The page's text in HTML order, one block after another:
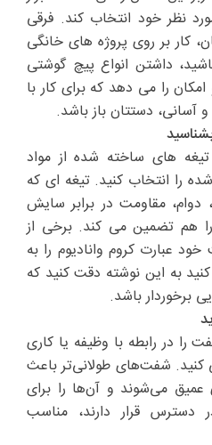
نظر خود انتخاب کند. فرقی
کار بر روی پروژه های خانگی
داشتن انواع پیچ گوشتی
را می دهد که برای کار با
آسانی، دستتان باز باشد.
های ساخته شده از مواد
را انتخاب کنید. تیغه ای که
مقاومت در برابر سایش
را هم تضمین می کند. برخی از
عبارت کروم وانادیوم را به
به این نوشته دقت کنید که
برخوردار باشد.
در رابطه با وظیفه یا کاری
کنید. شفت‌های طولانی‌تر باعث
می‌شوند و آن‌ها را برای
قرار دارند، مناسب